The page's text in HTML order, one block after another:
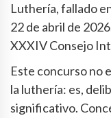
Luthería, fallado
22 de abril de
XXXIV Consejo
Este concurso no
la luthería: es,
significativo.